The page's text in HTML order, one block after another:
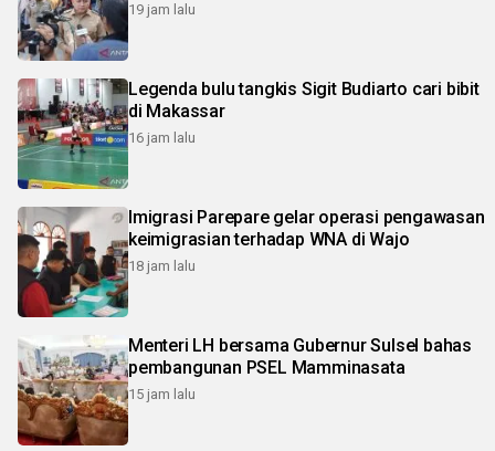
19 jam lalu
Legenda bulu tangkis Sigit Budiarto cari bibit
di Makassar
16 jam lalu
Imigrasi Parepare gelar operasi pengawasan
keimigrasian terhadap WNA di Wajo
18 jam lalu
Menteri LH bersama Gubernur Sulsel bahas
pembangunan PSEL Mamminasata
15 jam lalu